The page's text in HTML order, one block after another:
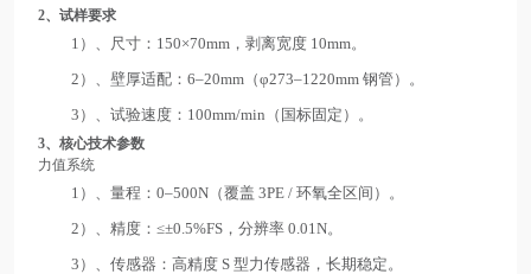
2、试样要求
1）、尺寸：150×70mm，剥离宽度 10mm。
2）、壁厚适配：6–20mm（φ273–1220mm 钢管）。
3）、试验速度：100mm/min（国标固定）。
3、核心技术参数
力值系统
1）、量程：0–500N（覆盖 3PE / 环氧全区间）。
2）、精度：≤±0.5%FS，分辨率 0.01N。
3）、传感器：高精度 S 型力传感器，长期稳定。